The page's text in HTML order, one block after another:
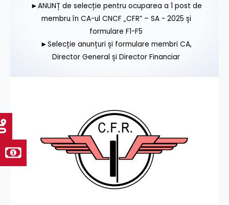
►ANUNȚ de selecție pentru ocuparea a 1 post de
membru în CA-ul CNCF „CFR” – SA - 2025 și
formulare F1-F5
►Selecție anunțuri și formulare membri CA,
Director General și Director Financiar